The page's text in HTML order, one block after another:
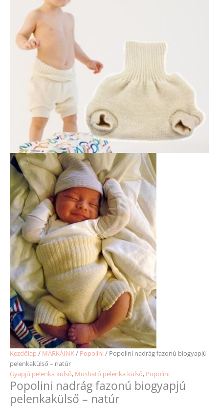
Kezdőlap / MÁRKÁINK/ Popolini / Popolini nadrág fazonú biogyapjú
pelenkakülső – natúr
Gyapjú pelenka külső, Mosható pelenka külső, Popolini
Popolini nadrág fazonú biogyapjú
pelenkakülső – natúr